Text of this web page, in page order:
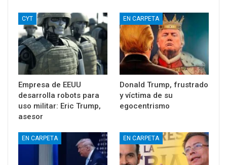
CYT
Empresa de EEUU
desarrolla robots para
uso militar: Eric Trump,
asesor
EN CARPETA
Donald Trump, frustrado
y víctima de su
egocentrismo
EN CARPETA EN CARPETA